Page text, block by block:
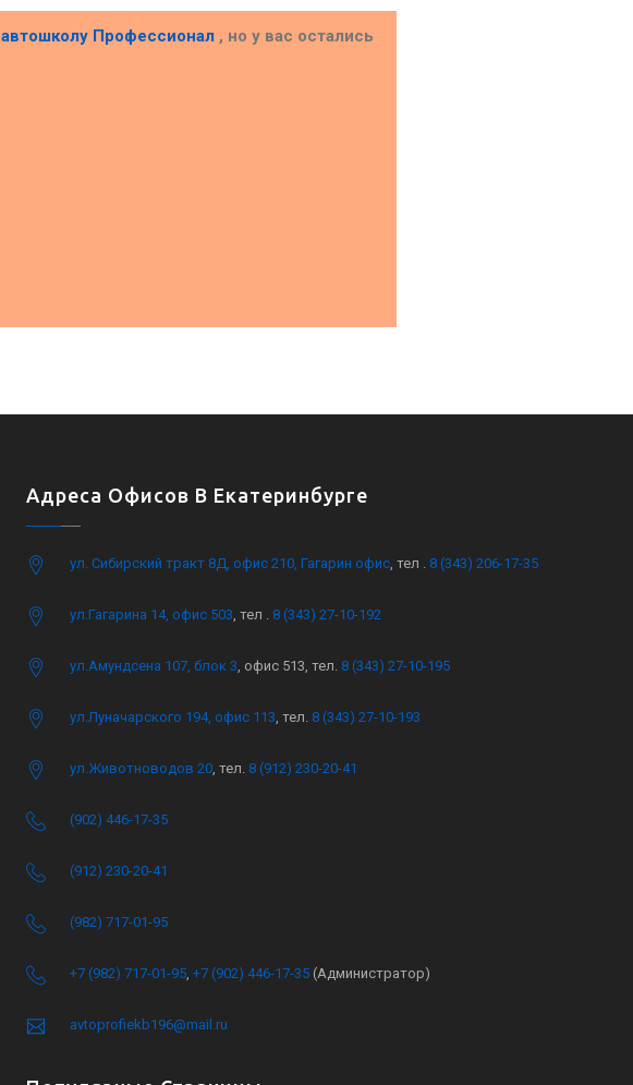
автошколу Профессионал , но у вас остались
Адреса Офисов В Екатеринбурге
ул. Сибирский тракт 8Д, офис 210, Гагарин офис, тел . 8 (343) 206-17-35
ул.Гагарина 14, офис 503, тел . 8 (343) 27-10-192
ул.Амундсена 107, блок 3, офис 513, тел. 8 (343) 27-10-195
ул.Луначарского 194, офис 113, тел. 8 (343) 27-10-193
ул.Животноводов 20, тел. 8 (912) 230-20-41
(902) 446-17-35
(912) 230-20-41
(982) 717-01-95
+7 (982) 717-01-95, +7 (902) 446-17-35 (Администратор)
avtoprofiekb196@mail.ru